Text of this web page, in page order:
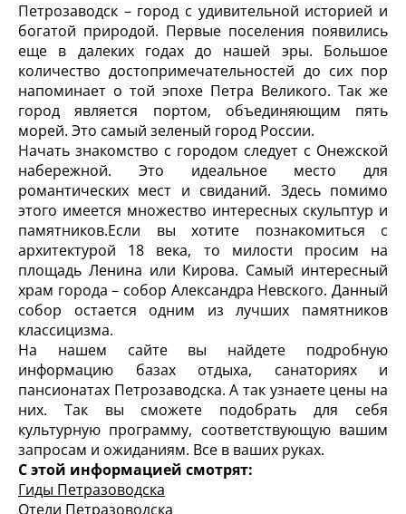
Петрозаводск – город с удивительной историей и
богатой природой. Первые поселения появились
еще в далеких годах до нашей эры. Большое
количество достопримечательностей до сих пор
напоминает о той эпохе Петра Великого. Так же
город является портом, объединяющим пять
морей. Это самый зеленый город России.
Начать знакомство с городом следует с Онежской
набережной. Это идеальное место для
романтических мест и свиданий. Здесь помимо
этого имеется множество интересных скульптур и
памятников.Если вы хотите познакомиться с
архитектурой 18 века, то милости просим на
площадь Ленина или Кирова. Самый интересный
храм города – собор Александра Невского. Данный
собор остается одним из лучших памятников
классицизма.
На нашем сайте вы найдете подробную
информацию базах отдыха, санаториях и
пансионатах Петрозаводска. А так узнаете цены на
них. Так вы сможете подобрать для себя
культурную программу, соответствующую вашим
запросам и ожиданиям. Все в ваших руках.
С этой информацией смотрят:
Гиды Петразоводска
Отели Петразоводска